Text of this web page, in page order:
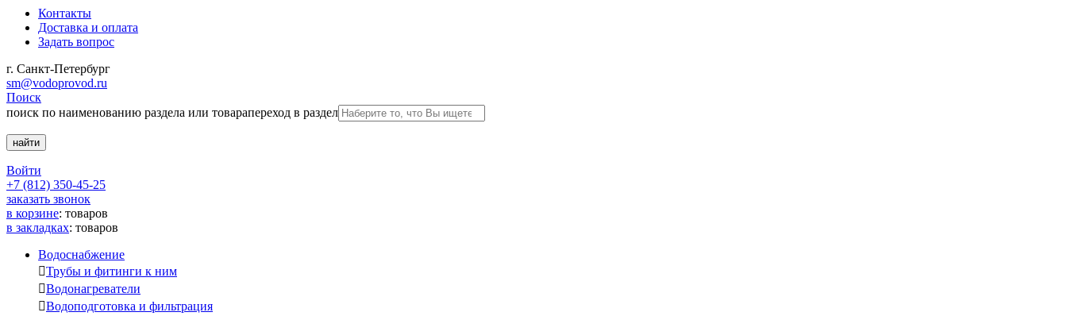
Контакты
Доставка и оплата
Задать вопрос
г. Санкт-Петербург
sm@vodoprovod.ru
Поиск
поиск по наименованию раздела или товарапереход в раздел
Войти
+7 (812) 350-45-25
заказать звонок
в корзине: товаров
в закладках: товаров
Водоснабжение
Трубы и фитинги к ним
Водонагреватели
Водоподготовка и фильтрация